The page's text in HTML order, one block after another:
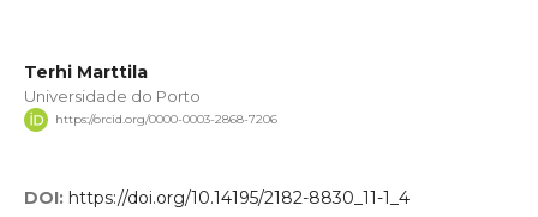
Terhi Marttila
Universidade do Porto
https://orcid.org/0000-0003-2868-7206
DOI: https://doi.org/10.14195/2182-8830_11-1_4